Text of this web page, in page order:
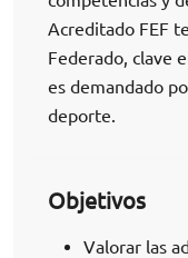
Acreditado FEF
Federado, clave
es demandado
deporte.
Objetivos
Valorar las